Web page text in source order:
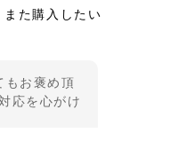
た購入したい
もお褒め頂
応を心がけ